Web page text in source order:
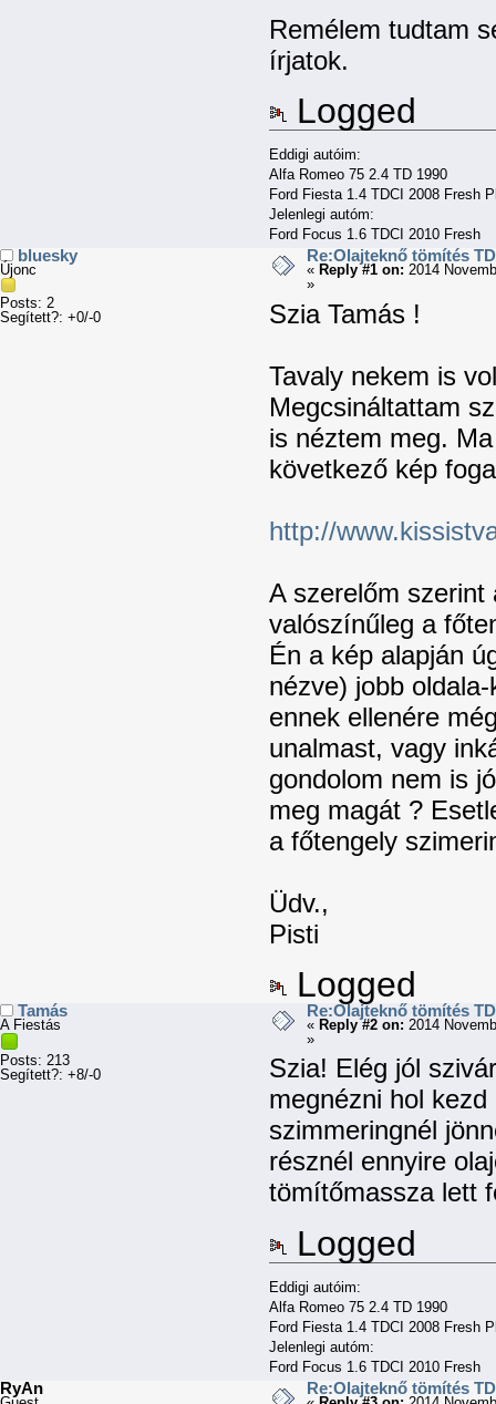
Remélem tudtam
írjatok.
Logged
Eddigi autóim:
Alfa Romeo 75 2.4 TD 1990
Ford Fiesta 1.4 TDCI 2008 Fresh
Jelenlegi autóm:
Ford Focus 1.6 TDCI 2010 Fresh
bluesky
Újonc
Posts: 2
Segített?: +0/-0
Re:Olajteknő tömítés
« Reply #1 on: 2014
»
Szia Tamás !
Tavaly nekem is
Megcsináltattam
is néztem meg.
következő kép
http://
A szerelőm
valószínűleg a
Én a kép alapján
nézve) jobb
ennek ellenére
unalmast, vagy
gondolom nem is
meg magát ?
a főtengely
Üdv.,
Pisti
Logged
Tamás
A Fiestás
Posts: 213
Segített?: +8/-0
Re:Olajteknő tömítés
« Reply #2 on: 2014
»
Szia! Elég jól
megnézni hol
szimmeringnél
résznél ennyire
tömítőmassza lett
Logged
Eddigi autóim:
Alfa Romeo 75 2.4 TD 1990
Ford Fiesta 1.4 TDCI 2008 Fresh
Jelenlegi autóm:
Ford Focus 1.6 TDCI 2010 Fresh
RyAn Re:Olajteknő tömítés